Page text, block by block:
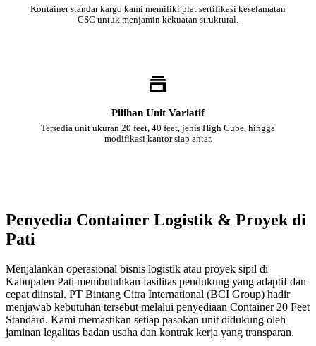
Kontainer standar kargo kami memiliki plat sertifikasi keselamatan
CSC untuk menjamin kekuatan struktural.
Pilihan Unit Variatif
Tersedia unit ukuran 20 feet, 40 feet, jenis High Cube, hingga
modifikasi kantor siap antar.
Penyedia Container Logistik & Proyek di
Pati
Menjalankan operasional bisnis logistik atau proyek sipil di
Kabupaten Pati membutuhkan fasilitas pendukung yang adaptif dan
cepat diinstal. PT Bintang Citra International (BCI Group) hadir
menjawab kebutuhan tersebut melalui penyediaan Container 20 Feet
Standard. Kami memastikan setiap pasokan unit didukung oleh
jaminan legalitas badan usaha dan kontrak kerja yang transparan.